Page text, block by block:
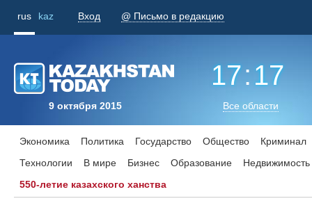
rus kaz Вход @ Письмо в редакцию
9 октября 2015
17: 17
Все области
Экономика Политика Государство Общество
Криминал
Технологии
В мире Бизнес Образование
Недвижимость
550-летие казахского ханства